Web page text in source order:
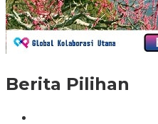
Berita Pilihan